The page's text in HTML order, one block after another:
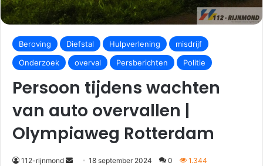
Beroving Diefstal Hulpverlening
misdrijf
Onderzoek
overval Persberichten Politie
Persoon tijdens wachten
van auto overvallen |
Olympiaweg Rotterdam
112-rijnmond 18 september 2024 0 1.344